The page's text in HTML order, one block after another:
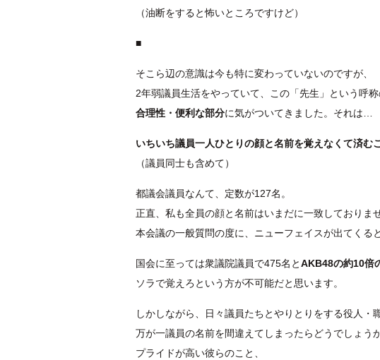
（油断をすると怖いところですけど）
■
そこら辺の意識は今も特に変わっていないのですが、
2年弱議員生活をやっていて、この「先生」という呼称
合理性・便利な部分に気がついてきました。それは…
いちいち議員一人ひとりの顔と名前を覚えなくて済むこ
（議員同士も含めて）
都議会議員なんて、定数が127名。
正直、私も全員の顔と名前はいまだに一致しておりま
本会議の一般質問の度に、ニューフェイスが出てくる
国会に至っては衆議院議員で475名とAKB48の約10倍
ソラで覚えろという方が不可能だと思います。
しかしながら、日々議員たちとやりとりをする役人・
万が一議員の名前を間違えてしまったらどうでしょう
プライドが高い彼らのこと、